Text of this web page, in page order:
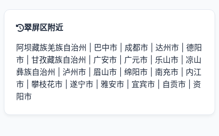
翠屏区附近
阿坝藏族羌族自治州 巴中市 成都市 达州市
德阳
市
甘孜藏族自治州 广安市 广元市 乐山市
凉山
彝族自治州
泸州市 眉山市 绵阳市 南充市
内江
市
攀枝花市 遂宁市 雅安市 宜宾市 自贡市
资
阳市